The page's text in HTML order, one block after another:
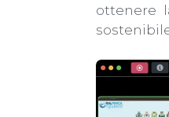
ottenere